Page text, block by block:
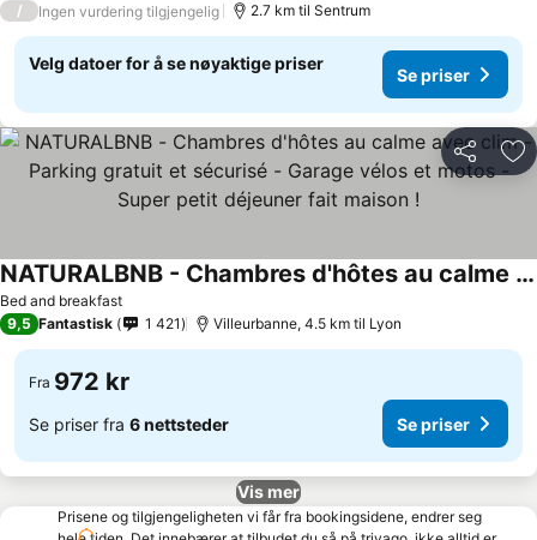
/ Ingen vurdering tilgjengelig 2.7 km til Sentrum
Velg datoer for å se nøyaktige priser
Se priser
Del
Bed and breakfast
NATURALBNB - Chambres d'hôtes au calme avec clim - Parking gratuit et sécurisé - Garage vélos et motos - Super petit déjeuner fait maison !
9,5 Fantastisk 1 421 Villeurbanne, 4.5 km til Lyon
Fra 972 kr
Se priser fra 6 nettsteder Se priser
Vis mer
Prisene og tilgjengeligheten vi får fra bookingsidene, endrer seg